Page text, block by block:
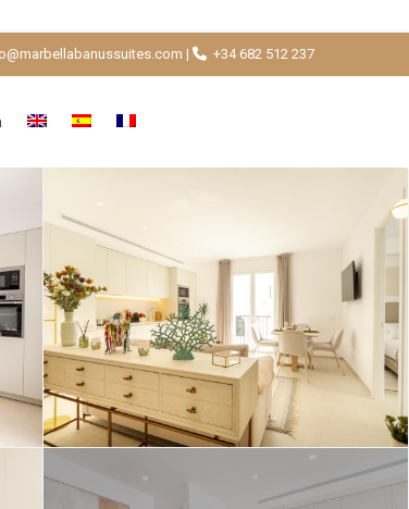
| +34 682 512 237